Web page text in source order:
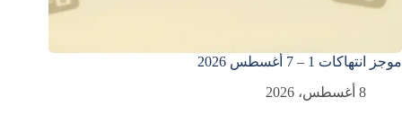
موجز انتهاكات 1 – 7 أغسطس 2026
8 أغسطس، 2026